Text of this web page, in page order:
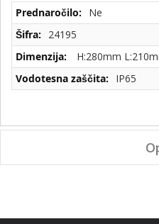
Tehnične
specifikacije
Ne
24195
H:280mm
IP65